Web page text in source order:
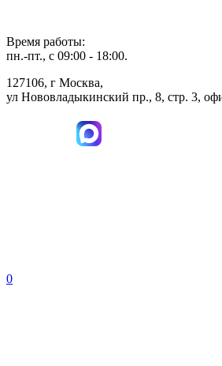
Время работы:
пн.-пт., с 09:00 - 18:00.
127106, г Москва,
ул Нововладыкинский пр., 8, стр. 3,
0